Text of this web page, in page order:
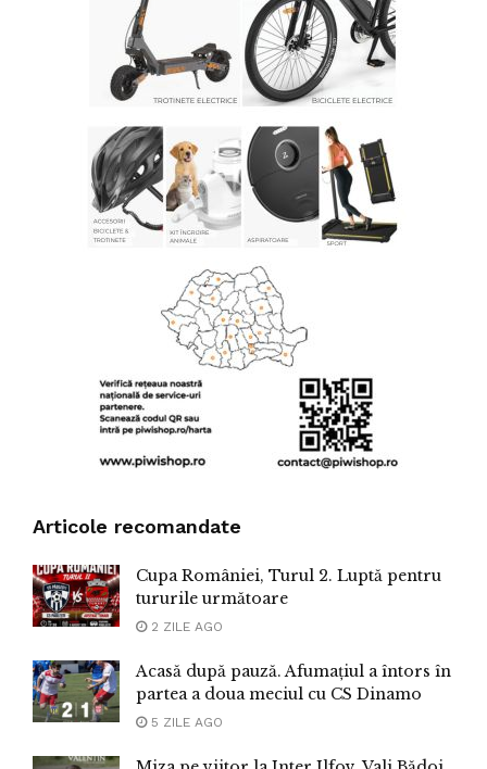
Articole recomandate
Cupa României, Turul 2. Luptă pentru
tururile următoare
2 ZILE AGO
Acasă după pauză. Afumațiul a întors în
partea a doua meciul cu CS Dinamo
5 ZILE AGO